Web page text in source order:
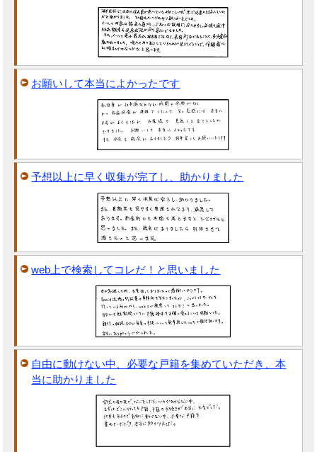
お願いして本当によかったです
予想以上に早く収集が完了し、助かりました
web上で検索してコレだ！と思いました
自由に動けない中、必要な戸籍を集めていただき、本
当に助かりました